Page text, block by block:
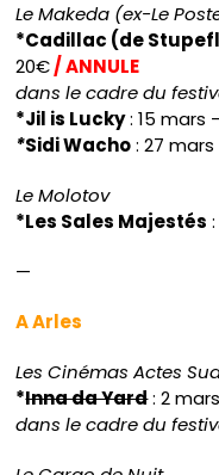
Le Makeda (ex-Le
*Cadillac (de
20€/ ANNULE
dans le cadre du
*Jil is Lucky: 15 mars
*Sidi Wacho: 27
Le Molotov
*Les Sales Majestés
—
A Arles
Les Cinémas Actes
*Inna da Yard: 2
dans le cadre du